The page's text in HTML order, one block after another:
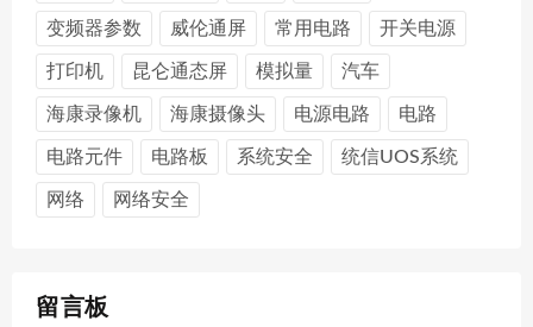
变频器参数 威伦通屏 常用电路 开关电源
打印机 昆仑通态屏 模拟量 汽车
海康录像机 海康摄像头 电源电路 电路
电路元件 电路板 系统安全 统信UOS系统
网络 网络安全
留言板